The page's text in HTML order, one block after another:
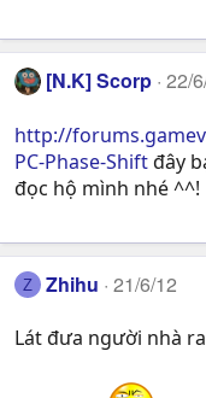
[N.K] Scorp 22/
http://
PC-Phase-Shiftđây
đọc hộ mình nhé ^^!
Z Zhihu 21/6/12
Lát đưa người nhà